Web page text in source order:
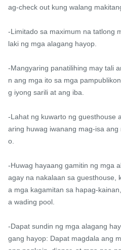
ag-check out kung walang
-Limitado sa maximum na tatlong
laki ng mga alagang hayop.
-Mangyaring panatilihing may tali
n ang mga ito sa mga
g iyong sarili at ang iba.
-Lahat ng kuwarto ng guesthouse
aring huwag iwanang mag-isa
o.
-Huwag hayaang gamitin ng mga
agay na nakalaan sa guesthouse,
a mga kagamitan sa hapag-
a wading pool.
-Dapat sundin ng mga alagang
gang hayop: Dapat magdala ang